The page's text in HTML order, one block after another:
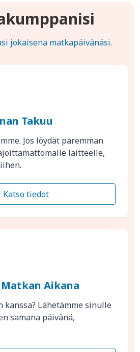
jokaisena matkapäivänäsi.
Takuu
Jos löydät paremman
laitteelle,
Katso tiedot
Aikana
kanssa? Lähetämme sinulle
samana päivänä,